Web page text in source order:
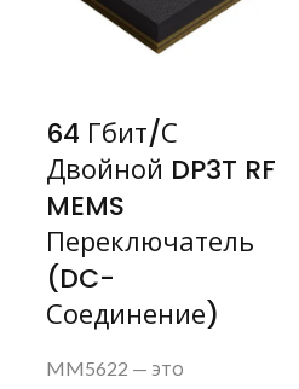
64 Гбит/с
Двойной DP3T RF
MEMS
Переключатель
(DC-
Соединение)
MM5622 — это